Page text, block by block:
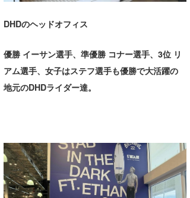
DHDのヘッドオフィス
優勝 イーサン選手、準優勝 コナー選手、3位 リ
アム選手、女子はステフ選手も優勝で大活躍の
地元のDHDライダー達。